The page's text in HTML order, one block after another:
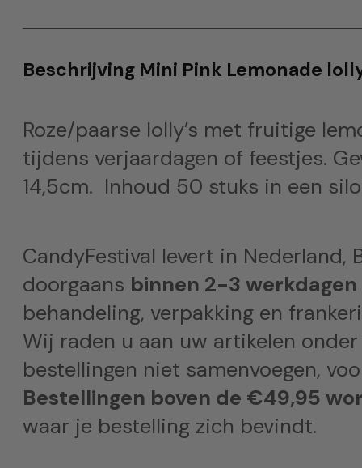
Beschrijving Mini Pink Lemonade
Roze/paarse lolly’s met fruitige
tijdens verjaardagen of feestjes.
14,5cm. Inhoud 50 stuks in een silo
CandyFestival levert in Nederland,
doorgaans binnen 2-3
behandeling, verpakking en
Wij raden u aan uw artikelen
bestellingen niet samenvoegen,
Bestellingen boven de €49,95
waar je bestelling zich bevindt.